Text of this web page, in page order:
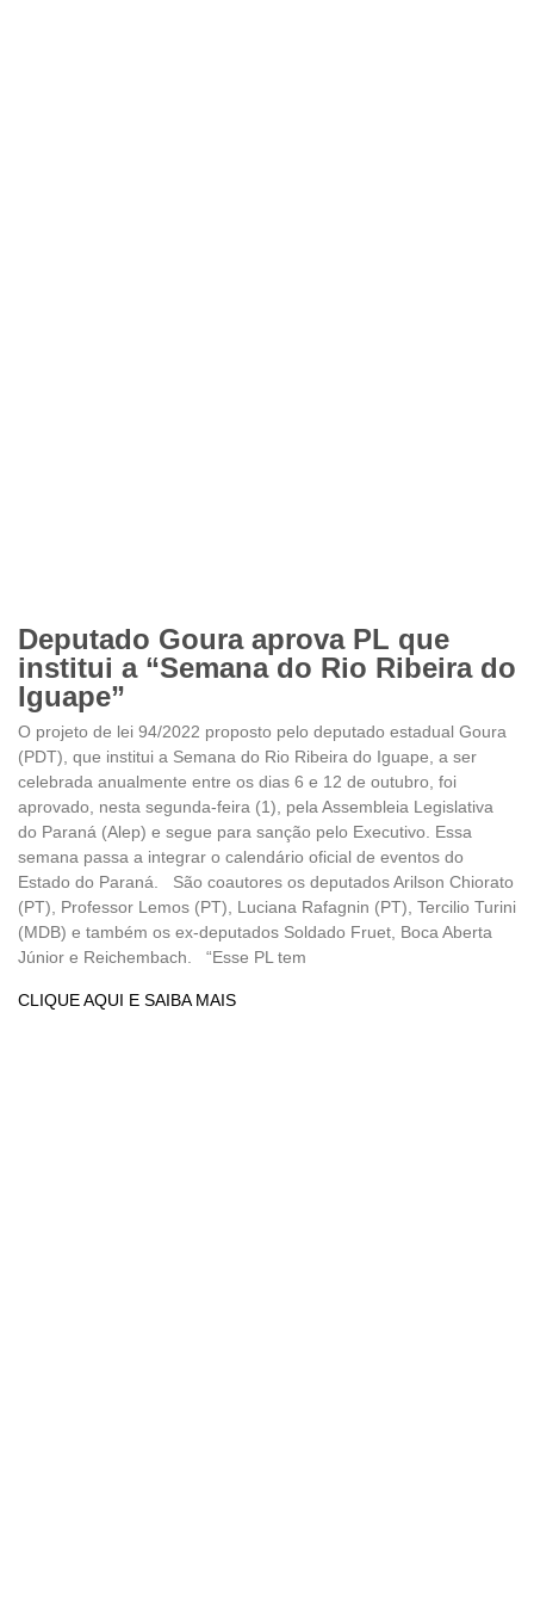
Deputado Goura aprova PL que
institui a “Semana do Rio Ribeira do
Iguape”
O projeto de lei 94/2022 proposto pelo deputado estadual Goura
(PDT), que institui a Semana do Rio Ribeira do Iguape, a ser
celebrada anualmente entre os dias 6 e 12 de outubro, foi
aprovado, nesta segunda-feira (1), pela Assembleia Legislativa
do Paraná (Alep) e segue para sanção pelo Executivo. Essa
semana passa a integrar o calendário oficial de eventos do
Estado do Paraná. São coautores os deputados Arilson Chiorato
(PT), Professor Lemos (PT), Luciana Rafagnin (PT), Tercilio Turini
(MDB) e também os ex-deputados Soldado Fruet, Boca Aberta
Júnior e Reichembach. “Esse PL tem
CLIQUE AQUI E SAIBA MAIS